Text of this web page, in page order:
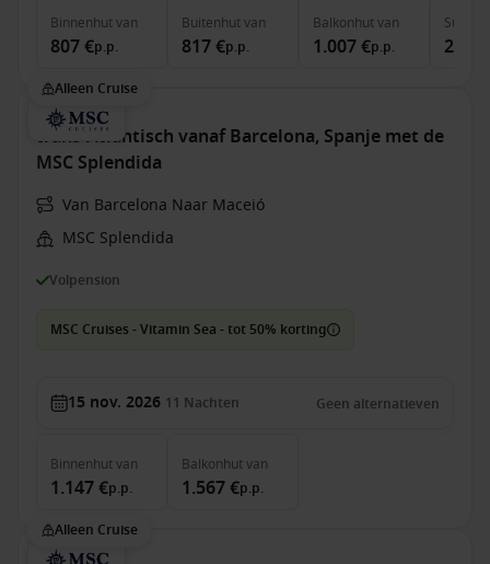
Binnenhutvan
807 €p.p.
Buitenhutvan
817 €p.p.
Balkonhutvan
1.007 €p.p.
Suite
Alleen Cruise
trans-Atlantisch vanaf Barcelona, Spanje met de
MSC Splendida
Van Barcelona Naar Maceió
MSC Splendida
Volpension
MSC Cruises - Vitamin Sea - tot 50% korting
15 nov. 2026 11 Nachten Geen alternatieven
Binnenhutvan
1.147 €p.p.
Balkonhutvan
1.567 €p.p.
Alleen Cruise